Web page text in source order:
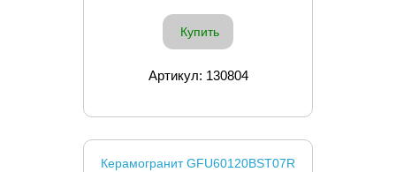
Купить
Артикул: 130804
Керамогранит GFU60120BST07R